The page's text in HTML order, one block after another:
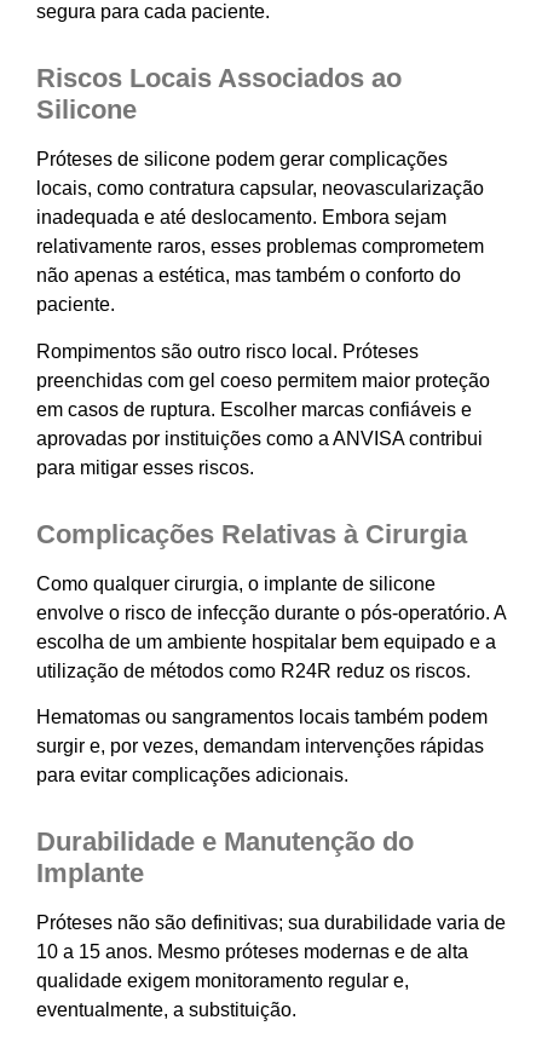
segura para cada paciente.
Riscos Locais Associados ao
Silicone
Próteses de silicone podem gerar complicações
locais, como contratura capsular, neovascularização
inadequada e até deslocamento. Embora sejam
relativamente raros, esses problemas comprometem
não apenas a estética, mas também o conforto do
paciente.
Rompimentos são outro risco local. Próteses
preenchidas com gel coeso permitem maior proteção
em casos de ruptura. Escolher marcas confiáveis e
aprovadas por instituições como a ANVISA contribui
para mitigar esses riscos.
Complicações Relativas à Cirurgia
Como qualquer cirurgia, o implante de silicone
envolve o risco de infecção durante o pós-operatório. A
escolha de um ambiente hospitalar bem equipado e a
utilização de métodos como R24R reduz os riscos.
Hematomas ou sangramentos locais também podem
surgir e, por vezes, demandam intervenções rápidas
para evitar complicações adicionais.
Durabilidade e Manutenção do
Implante
Próteses não são definitivas; sua durabilidade varia de
10 a 15 anos. Mesmo próteses modernas e de alta
qualidade exigem monitoramento regular e,
eventualmente, a substituição.